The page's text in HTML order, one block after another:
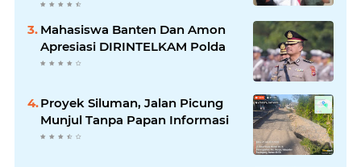
Tahun Ngejokrok Berpangjat
Mahasiswa Banten Dan Amon
Apresiasi DIRINTELKAM Polda
Proyek Siluman, Jalan Picung
Munjul Tanpa Papan Informasi